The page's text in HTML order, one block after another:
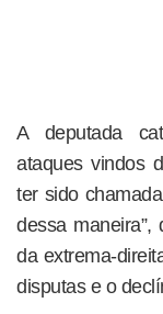
A deputada
ataques vindos
ter sido
dessa
da extrema-
disputas e o